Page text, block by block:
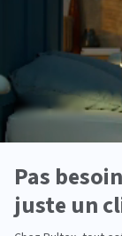
Bultex est
Son
haute
fiable, nuit
Chaque
équilibrée,
sommier
optimise le
Pour une
d’enfant
Bultex
confort